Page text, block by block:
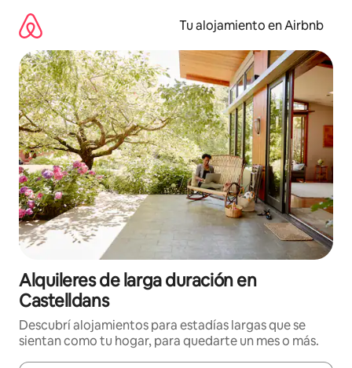
contenido
Tu alojamiento en Airbnb
Alquileres de larga duración en
Castelldans
Descubrí alojamientos para estadías largas que se
sientan como tu hogar, para quedarte un mes o más.